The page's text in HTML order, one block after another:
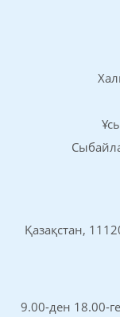
Қазақстан,
9.00-ден 18.00-